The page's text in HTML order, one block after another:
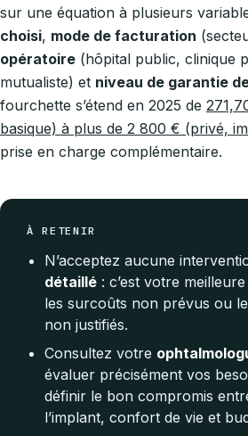
sur une équation à plusieurs
choisi, mode de facturation
opératoire (hôpital public, clinique
mutualiste) et niveau de garantie
fourchette s’étend en 2025 de
basique) à plus de 2 800 € (privé,
prise en charge complémentaire.
À RETENIR
N’acceptez aucune
détaillé : c’est votre
les surcoûts non prévus ou
non justifiés.
Consultez votre
évaluer précisément vos
définir le bon compromis
l’implant, confort de vie et